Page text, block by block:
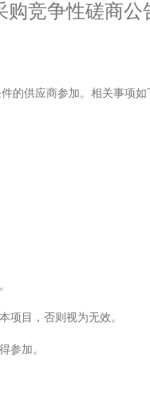
购竞争性磋商公
的供应商参加。相关事项如
项目，否则视为无效。
参加。